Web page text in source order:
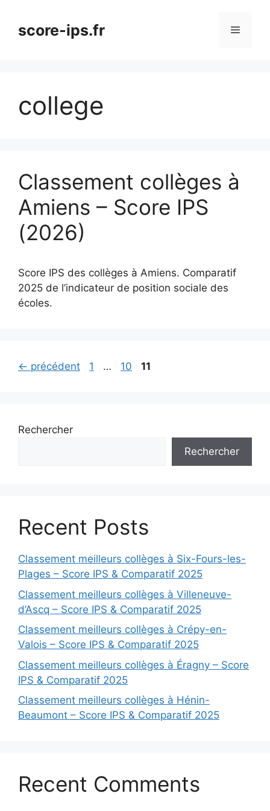
contenuscore-ips.fr Menu
college
Classement collèges à
Amiens – Score IPS
(2026)
Score IPS des collèges à Amiens. Comparatif
2025 de l’indicateur de position sociale des
écoles.
← précédent Page
1 … Page
10 Page
11
Rechercher
Rechercher
Recent Posts
Classement meilleurs collèges à Six-Fours-les-
Plages – Score IPS & Comparatif 2025
Classement meilleurs collèges à Villeneuve-
d’Ascq – Score IPS & Comparatif 2025
Classement meilleurs collèges à Crépy-en-
Valois – Score IPS & Comparatif 2025
Classement meilleurs collèges à Éragny – Score
IPS & Comparatif 2025
Classement meilleurs collèges à Hénin-
Beaumont – Score IPS & Comparatif 2025
Recent Comments